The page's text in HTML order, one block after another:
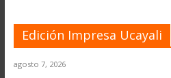
Edición Impresa Ucayali
agosto 7, 2026